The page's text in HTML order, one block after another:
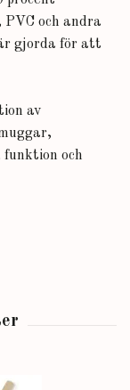
och andra
gjorda för att
av
funktion och